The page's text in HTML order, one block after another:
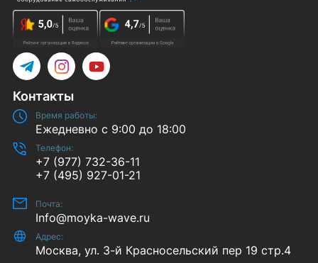
TelegramInstagramYouTube
Контакты
Время работы:
Ежедневно с 9:00 до 18:00
Телефон:
+7 (977) 732-36-11
+7 (495) 927-01-21
Почта:
Info@moyka-wave.ru
Адрес:
Москва, ул. 3-й Красносельский пер 19 стр.4